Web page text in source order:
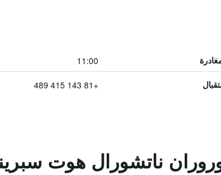
11:00
+81 143 415 489
ناتشورال هوت